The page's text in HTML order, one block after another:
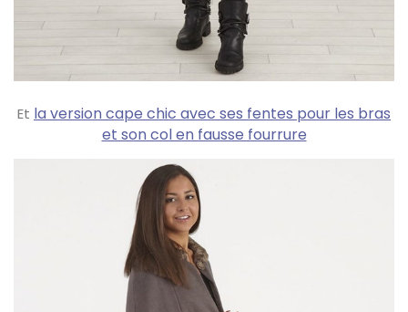
Et la version cape chic avec ses fentes pour les bras
et son col en fausse fourrure